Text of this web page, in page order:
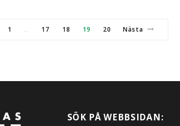
1 … 17 18 19 20 Nästa
SÖK PÅ WEBBSIDAN: